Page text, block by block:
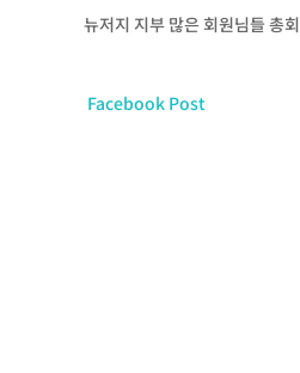
뉴저지 지부 많은 회원님들 총
Facebook Post